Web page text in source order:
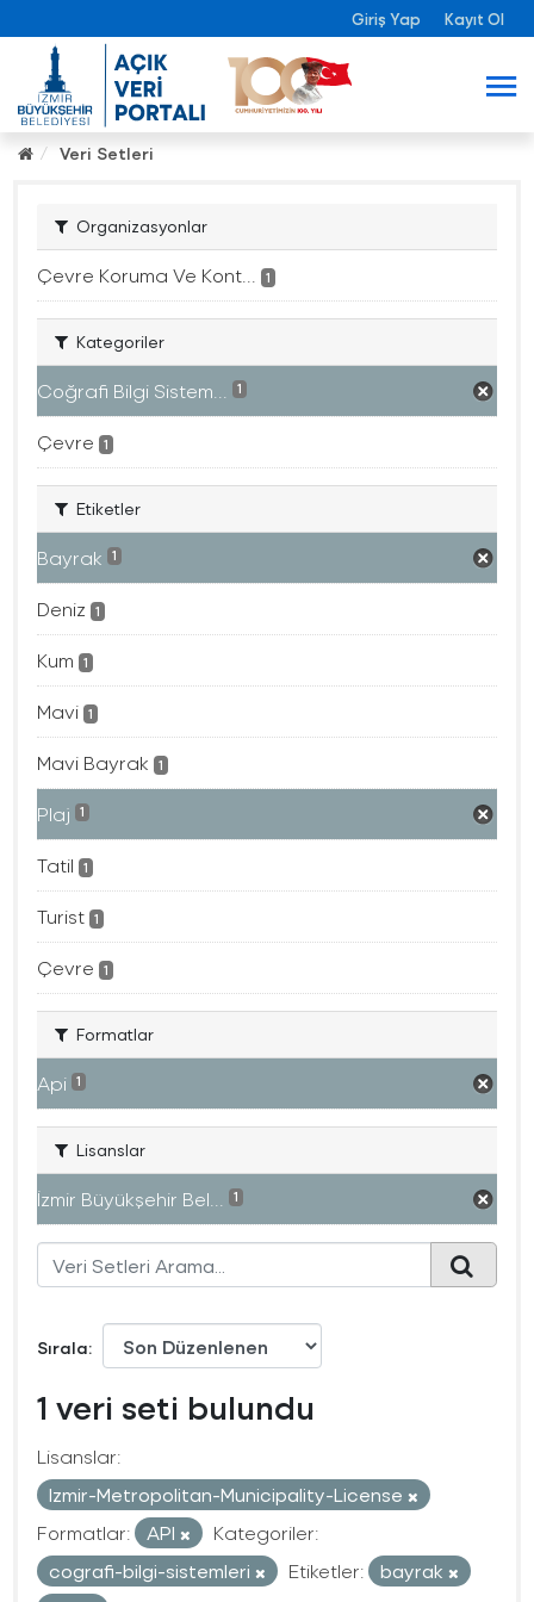
Giriş Yap Kayıt Ol
Veri Setleri
Organizasyonlar
Çevre Koruma Ve Kont... 1
Kategoriler
Coğrafi Bilgi Sistem... 1
Çevre 1
Etiketler
Bayrak 1
Deniz 1
Kum 1
Mavi 1
Mavi Bayrak 1
Plaj 1
Tatil 1
Turist 1
Çevre 1
Formatlar
Api 1
Lisanslar
İzmir Büyükşehir Bel... 1
Sırala
1 veri seti bulundu
Lisanslar:
Izmir-Metropolitan-Municipality-License
Formatlar:
API
Kategoriler:
cografi-bilgi-sistemleri
Etiketler:
bayrak